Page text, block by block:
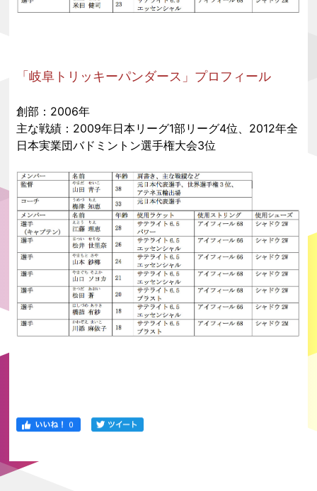
「岐阜トリッキーパンダース」プロフィール
創部：2006年
主な戦績：2009年日本リーグ1部リーグ4位、2012年全
日本実業団バドミントン選手権大会3位